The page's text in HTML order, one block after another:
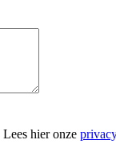
Lees hier onze